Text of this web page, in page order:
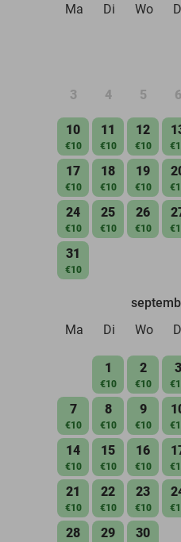
Ma
Di Wo
3 4 5 6
10
€10
11
€10
12
€10
17
€10
18
€10
19
€10
24
€10
25
€10
26
€10
31
€10
Ma
Di Wo
1
€10
2
€10
3
7
€10
8
€10
9
€10
14
€10
15
€10
16
€10
21
€10
22
€10
23
€10
28 29 30